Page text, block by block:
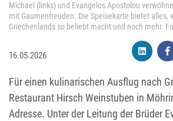
Michael (links) und Evangelos Apostolou
mit Gaumenfreuden. Die Speisekarte bietet alles,
Griechenlands so beliebt macht und noch mehr.
16.05.2026
Für einen kulinarischen Ausflug nach
Restaurant Hirsch Weinstuben in
Adresse. Unter der Leitung der Brüder